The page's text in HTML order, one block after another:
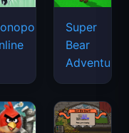
Super
Bear
Adventure